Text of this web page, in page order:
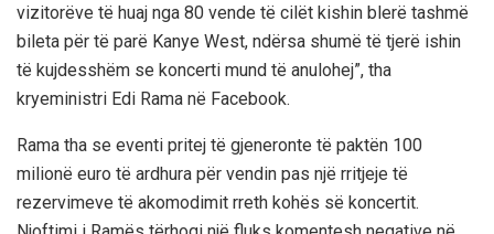
vizitorëve të huaj nga 80 vende të cilët kishin blerë tashmë
bileta për të parë Kanye West, ndërsa shumë të tjerë ishin
të kujdesshëm se koncerti mund të anulohej”, tha
kryeministri Edi Rama në Facebook.
Rama tha se eventi pritej të gjeneronte të paktën 100
milionë euro të ardhura për vendin pas një rritjeje të
rezervimeve të akomodimit rreth kohës së koncertit.